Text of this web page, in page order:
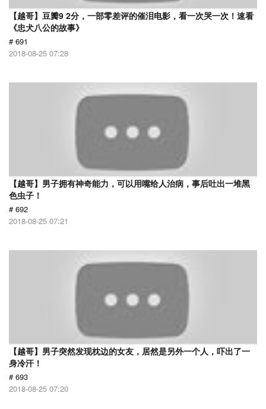
【越哥】豆瓣9 2分，一部零差评的催泪电影，看一次哭一次！速看
《忠犬八公的故事》
# 691
2018-08-25 07:28
【越哥】男子拥有神奇能力，可以用嘴给人治病，事后吐出一堆黑
色虫子！
# 692
2018-08-25 07:21
【越哥】男子突然发现枕边的女友，居然是另外一个人，吓出了一
身冷汗！
# 693
2018-08-25 07:20